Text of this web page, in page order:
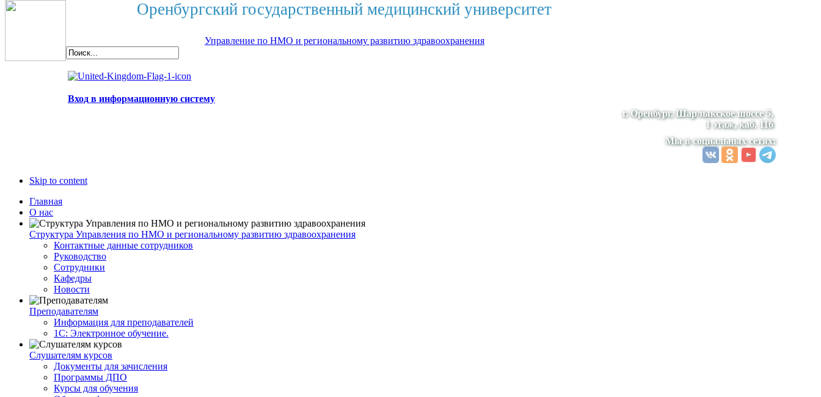
Оренбургский государственный медицинский университет
Управление по НМО и региональному развитию здравоохранения
Вход в информационную систему
г. Оренбург, Шарлыкское шоссе 5,
1 этаж, каб. 116
Мы в социальных сетях:
Skip to content
Главная
О нас
Структура Управления по НМО и региональному развитию здравоохранения
Контактные данные сотрудников
Руководство
Сотрудники
Кафедры
Новости
Преподавателям
Информация для преподавателей
1С: Электронное обучение.
Слушателям курсов
Документы для зачисления
Программы ДПО
Курсы для обучения